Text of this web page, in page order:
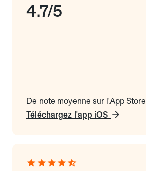
4.7/5
De note moyenne sur l'App Store
Téléchargez l'app iOS